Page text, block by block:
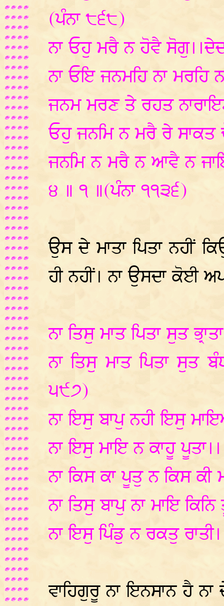
(ਪੰਨਾ ੮੬੮)
ਨਾ ਓਹੁ ਮਰੈ ਨ ਹੋਵੈ
ਨਾ ਓਇ ਜਨਮਹਿ ਨਾ ਮਰਹਿ
ਜਨਮ ਮਰਣ ਤੇ ਰਹਤ
ਓਹੁ ਜਨਮਿ ਨ ਮਰੈ ਰੇ ਸਾਕਤ
ਜਨਮਿ ਨ ਮਰੈ ਨ ਆਵੈ ਨ
੪ ॥ ੧ ॥(ਪੰਨਾ ੧੧੩੬)
ਉਸ ਦੇ ਮਾਤਾ ਪਿਤਾ ਨਹੀਂ
ਹੀ ਨਹੀਂ। ਨਾ ਉਸਦਾ ਕੋਈ
ਨਾ ਤਿਸੁ ਮਾਤ ਪਿਤਾ ਸੁਤ
ਨਾ ਤਿਸੁ ਮਾਤ ਪਿਤਾ ਸੁਤ
੫੯੭)
ਨਾ ਇਸੁ ਬਾਪੁ ਨਹੀ ਇਸੁ
ਨਾ ਇਸੁ ਮਾਇ ਨ ਕਾਹੂ
ਨਾ ਕਿਸ ਕਾ ਪੂਤੁ ਨ ਕਿਸ ਕੀ
ਨਾ ਤਿਸੁ ਬਾਪੁ ਨਾ ਮਾਇ
ਨਾ ਇਸੁ ਪਿੰਡੁ ਨ ਰਕਤੁ
ਵਾਹਿਗੁਰੂ ਨਾ ਇਨਸਾਨ ਹੈ